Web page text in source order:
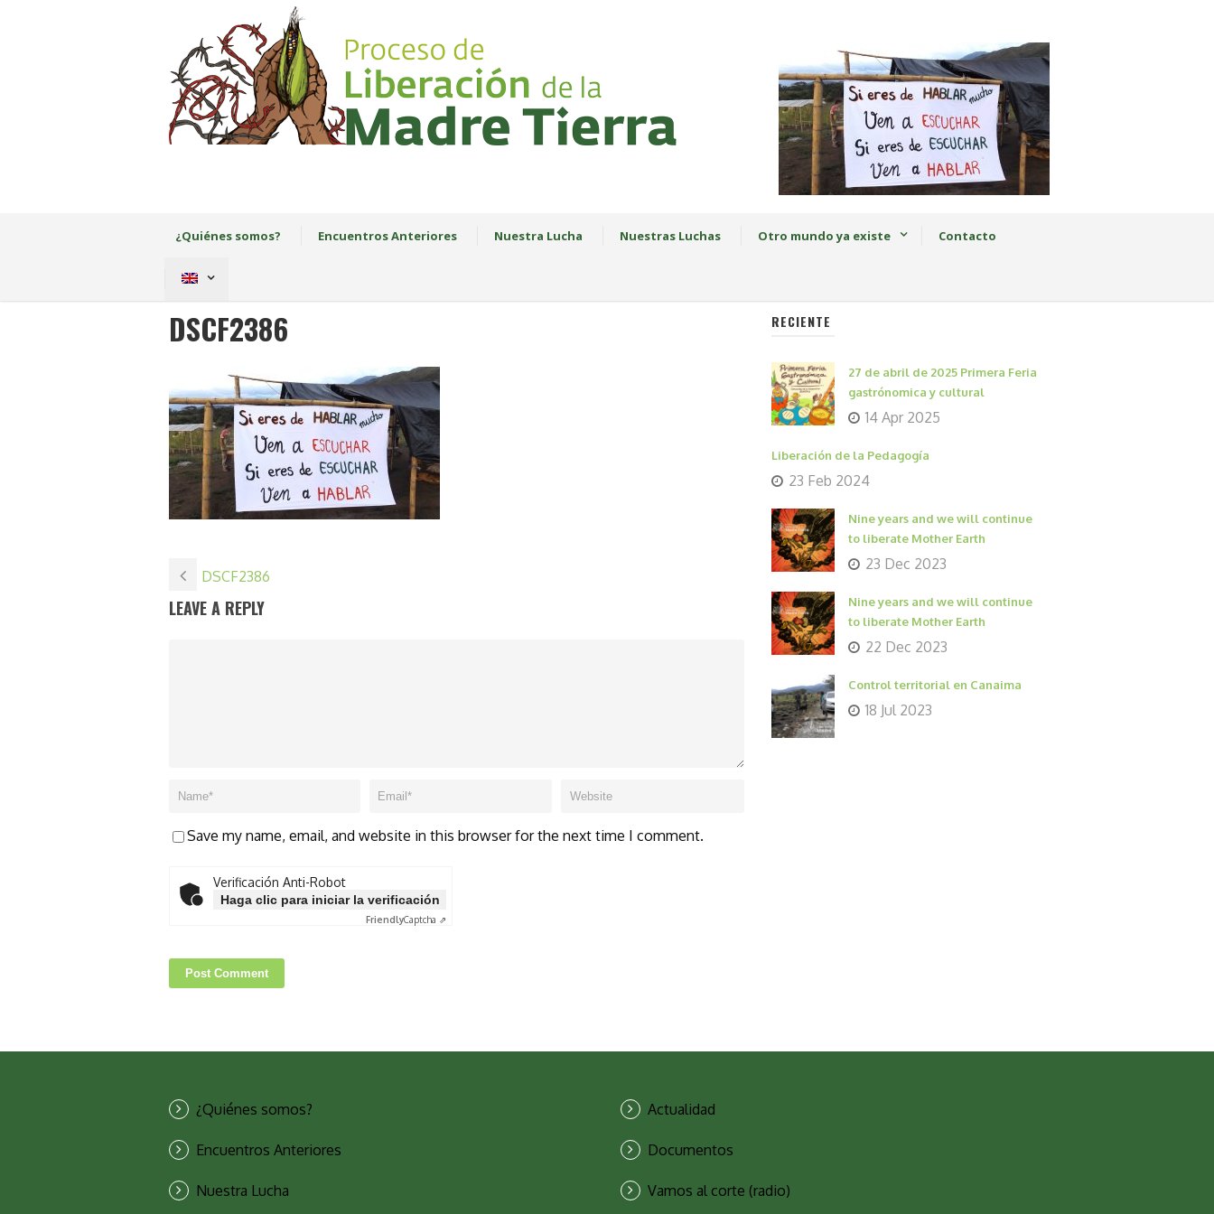
¿Quiénes somos? Encuentros Anteriores Nuestra Lucha Nuestras Luchas Otro mundo ya existe Contacto
DSCF2386
DSCF2386
LEAVE A REPLY
Save my name, email, and website in this browser for the next time I comment.
Verificación Anti-Robot
Haga clic para iniciar la verificación
FriendlyCaptcha ⇗
RECIENTE
27 de abril de 2025 Primera Feria
gastrónomica y cultural
14 Apr 2025
Liberación de la Pedagogía
23 Feb 2024
Nine years and we will continue
to liberate Mother Earth
23 Dec 2023
Nine years and we will continue
to liberate Mother Earth
22 Dec 2023
Control territorial en Canaima
18 Jul 2023
¿Quiénes somos?
Encuentros Anteriores
Nuestra Lucha
Actualidad
Documentos
Vamos al corte (radio)